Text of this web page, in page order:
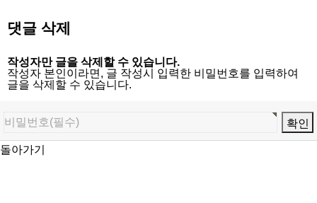
댓글 삭제
작성자만 글을 삭제할 수 있습니다.
작성자 본인이라면, 글 작성시 입력한 비밀번호를 입력하여
글을 삭제할 수 있습니다.
돌아가기